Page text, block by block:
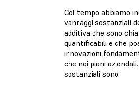
Col tempo abbiamo
vantaggi sostanziali
additiva che sono
quantificabili e che
innovazioni
che nei piani
sostanziali sono: